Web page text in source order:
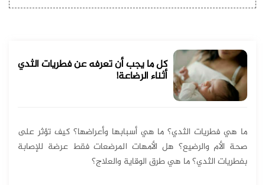
كل ما يجب أن تعرفه عن فطريات الثدي
أثناء الرضاعة!
ما هي فطريات الثدي؟ ما هي أسبابها وأعراضها؟ كيف تؤثر على
صحة الأم والرضيع؟ هل الأمهات المرضعات فقط عرضة للإصابة
بفطريات الثدي؟ ما هي طرق الوقاية والعلاج؟